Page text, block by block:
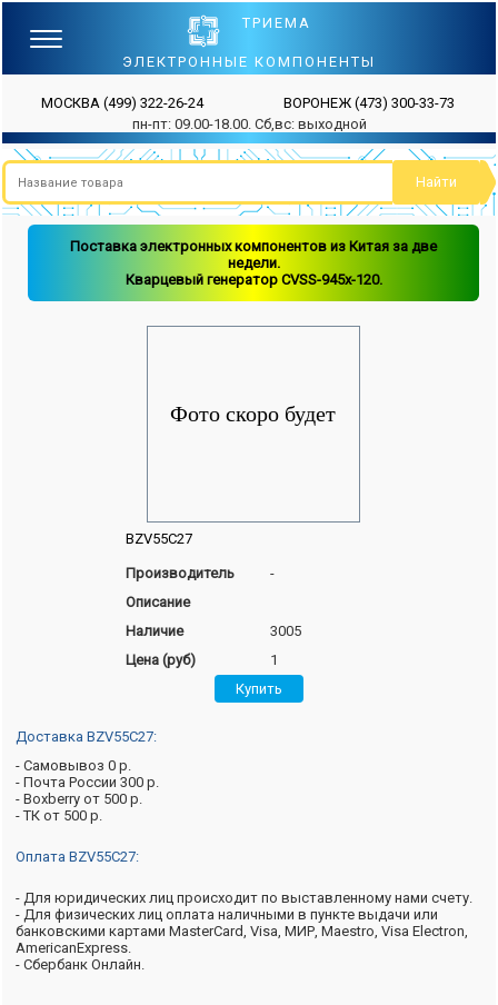
ТРИЕМА
ЭЛЕКТРОННЫЕ КОМПОНЕНТЫ
МОСКВА (499) 322-26-24 ВОРОНЕЖ (473) 300-33-73
пн-пт: 09.00-18.00. Сб,вс: выходной
Поставка электронных компонентов из Китая за две
недели.
Кварцевый генератор CVSS-945x-120.
BZV55C27
Производитель
-
Описание
Наличие
3005
Цена (руб)
1
Доставка BZV55C27:
- Самовывоз 0 р.
- Почта России 300 р.
- Boxberry от 500 р.
- ТК от 500 р.
Оплата BZV55C27:
- Для юридических лиц происходит по выставленному нами счету.
- Для физических лиц оплата наличными в пункте выдачи или
банковскими картами MasterCard, Visa, МИР, Maestro, Visa Electron,
AmericanExpress.
- Сбербанк Онлайн.